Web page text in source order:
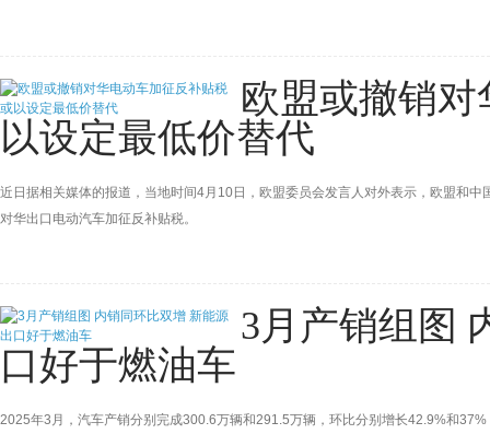
欧盟或撤销
以设定最低价替代
近日据相关媒体的报道，当地时间4月10日，欧盟委员会发言人对外表示，欧盟和
对华出口电动汽车加征反补贴税。
3月产销组图
口好于燃油车
2025年3月，汽车产销分别完成300.6万辆和291.5万辆，环比分别增长42.9%和